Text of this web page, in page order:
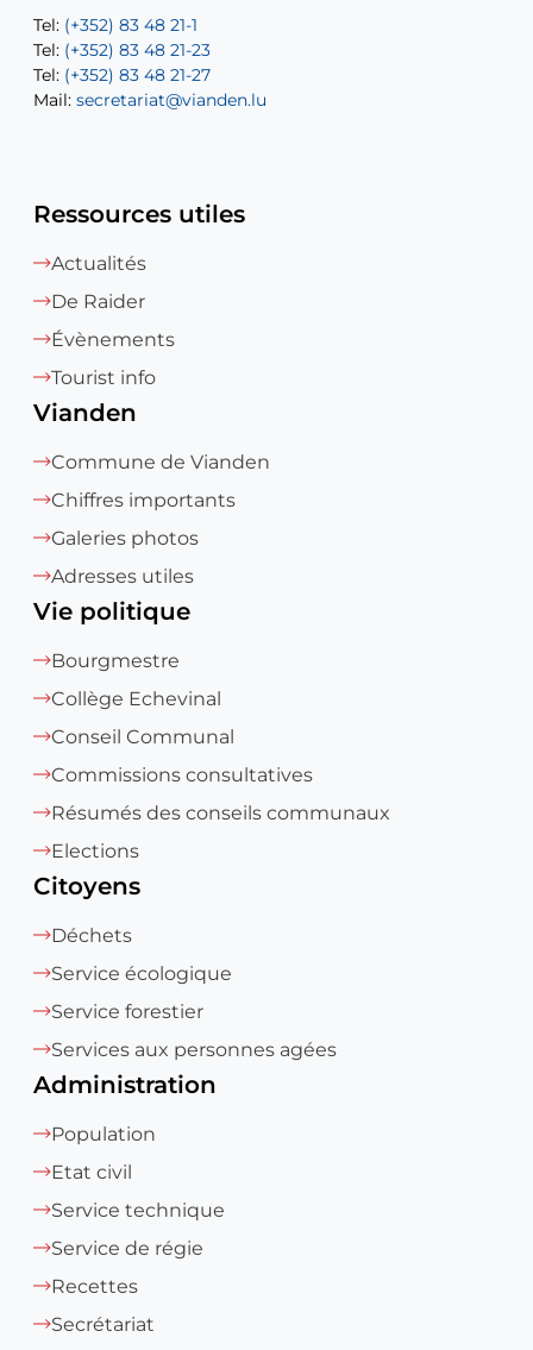
Tel: (+352) 83 48 21-1
Tel: (+352) 83 48 21-23
Tel: (+352) 83 48 21-27
Mail: secretariat@vianden.lu
Tel: (+352) 83 48 21-20
Tel: (+352) 83 48 21-22
Mail:sofia.carvalho@vianden.lu
Mail: diane.storn@vianden.lu
Ressources utiles
Actualités
De Raider
Évènements
Tourist info
Vianden
Commune de Vianden
Chiffres importants
Galeries photos
Adresses utiles
Vie politique
Bourgmestre
Collège Echevinal
Conseil Communal
Commissions consultatives
Résumés des conseils communaux
Elections
Citoyens
Déchets
Service écologique
Service forestier
Services aux personnes agées
Administration
Population
Etat civil
Service technique
Service de régie
Recettes
Secrétariat